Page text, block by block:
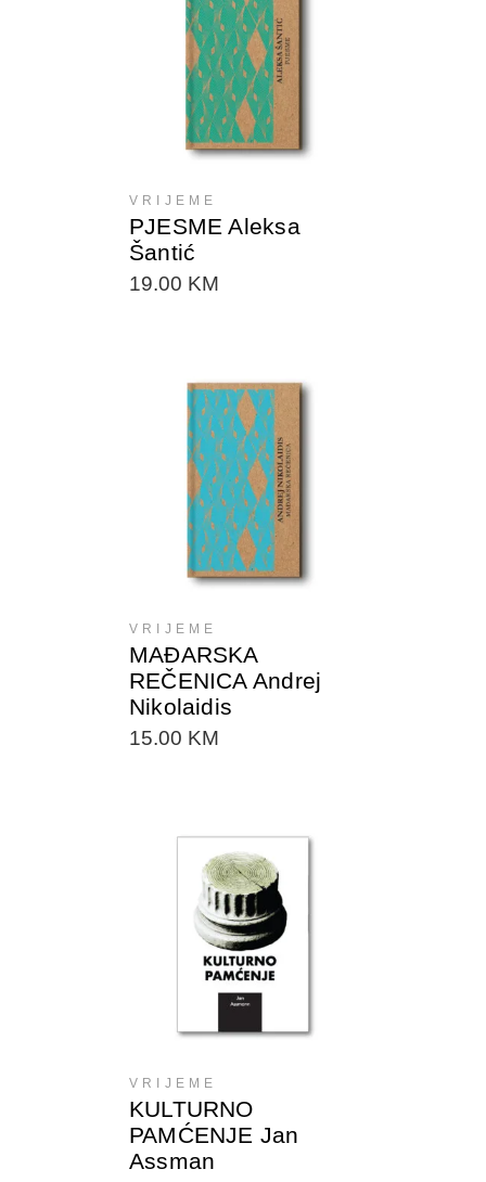
DODAJTE U KORPU
VRIJEME
PJESME Aleksa
Šantić
19.00 KM
DODAJTE U KORPU
VRIJEME
MAĐARSKA
REČENICA Andrej
Nikolaidis
15.00 KM
DODAJTE U KORPU
VRIJEME
KULTURNO
PAMĆENJE Jan
Assman